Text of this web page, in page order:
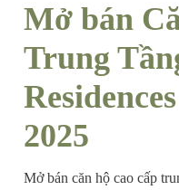
Mở bán
Trung
2025
Mở bán căn hộ cao cấp